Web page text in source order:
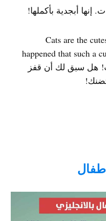
أبجدية بأكملها!
!Cats are the
happened that such a
هل سبق لك أن قفز